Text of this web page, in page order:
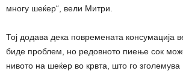
многу шеќер“, вели Митри.
Тој додава дека повремената консумација
биде проблем, но редовното пиење сок
нивото на шеќер во крвта, што го